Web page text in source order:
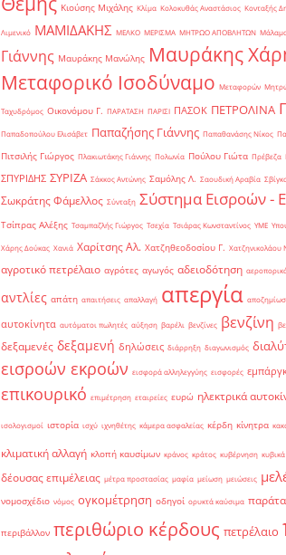
Κιούσης Μιχάλης Κλίμα Κολοκυθάς Αναστάσιος Κονταξής
Λιμενικό ΜΑΜΙΔΑΚΗΣ ΜΕΛΚΟ ΜΕΡΙΣΜΑ ΜΗΤΡΩΟ ΑΠΟΒΛΗΤΩΝ
Γιάννης Μαυράκης Μανώλης Μαυράκης
Μεταφορικό Ισοδύναμο Μεταφορών
Ταχυδρόμος Οικονόμου Γ. ΠΑΡΑΤΑΣΗ ΠΑΡΙΣΙ ΠΑΣΟΚ ΠΕΤΡΟΛΙΝΑ
Παπαδοπούλου Ελισάβετ Παπαζήσης Γιάννης Παπαθανάσης Νίκος
Πιτσιλής Γιώργος Πλακιωτάκης Γιάννης Πολωνία Πούλου Γιώτα Πρέβεζα
ΣΠΥΡΙΔΗΣ ΣΥΡΙΖΑ Σάκκος Αντώνης Σαμόλης Λ. Σαουδική Αραβία
Σωκράτης Φάμελλος Σύνταξη Σύστημα Εισροών -
Τσίπρας Αλέξης Τσαμπαζλής Γιώργος Τσεχία Τσιάρας Κωνσταντίνος ΥΜΕ
Χάρης Δούκας Χανιά Χαρίτσης Αλ. Χατζηθεοδοσίου Γ. Χατζηνικολάου
αγροτικό πετρέλαιο αγρότες αγωγός αδειοδότηση
αντλίες απάτη απαιτήσεις απαλλαγή απεργία
αυτοκίνητα αυτόματοι πωλητές αύξηση βαρέλι βενζίνες βενζίνη
δεξαμενές δεξαμενή δηλώσεις διάρρηξη διαγωνισμός
εισροών εκροών εισφορά αλληλεγγύης εισφορές
επικουρικό επιμέτρηση εταιρείες ευρώ ηλεκτρικά
ισολογισμοί ιστορία ισχύ ιχνηθέτης κάμερα ασφαλείας κέρδη κίνητρα
κλιματική αλλαγή κλοπή καυσίμων κράνος κράτος κυβέρνηση κυβικά
δέουσας επιμέλειας μέτρα προστασίας μαφία μείωση μειώσεις
νομοσχέδιο νόμος ογκομέτρηση οδηγοί ορυκτά καύσιμα
περιβάλλον περιθώριο κέρδους πετρέλαιο